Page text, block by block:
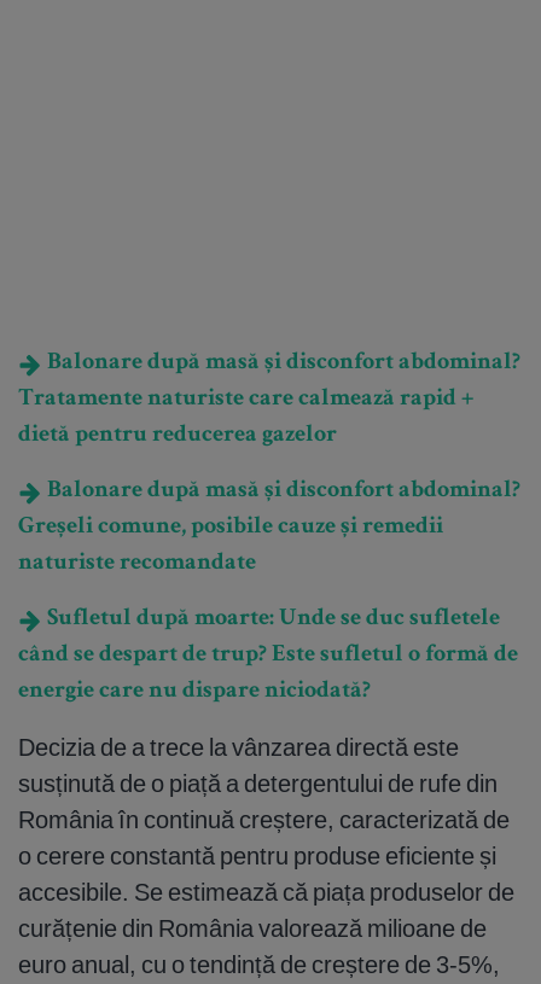
Balonare după masă și disconfort abdominal?
Tratamente naturiste care calmează rapid +
dietă pentru reducerea gazelor
Balonare după masă și disconfort abdominal?
Greșeli comune, posibile cauze și remedii
naturiste recomandate
Sufletul după moarte: Unde se duc sufletele
când se despart de trup? Este sufletul o formă de
energie care nu dispare niciodată?
Decizia de a trece la vânzarea directă este
susținută de o piață a detergentului de rufe din
România în continuă creștere, caracterizată de
o cerere constantă pentru produse eficiente și
accesibile. Se estimează că piața produselor de
curățenie din România valorează milioane de
euro anual, cu o tendință de creștere de 3-5%,